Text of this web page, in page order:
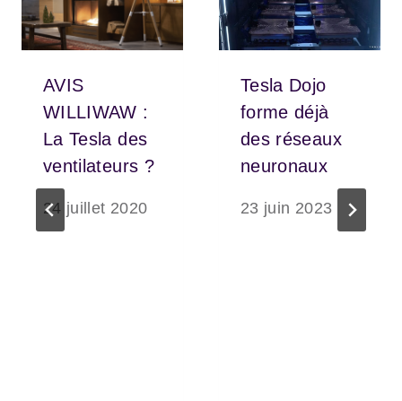
AVIS
WILLIWAW :
La Tesla des
ventilateurs ?
24 juillet 2020
Tesla Dojo
forme déjà
des réseaux
neuronaux
23 juin 2023